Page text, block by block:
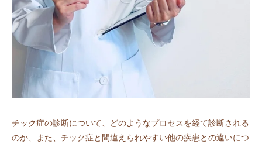
チック症の診断について、どのようなプロセスを経て診断される
のか、また、チック症と間違えられやすい他の疾患との違いにつ